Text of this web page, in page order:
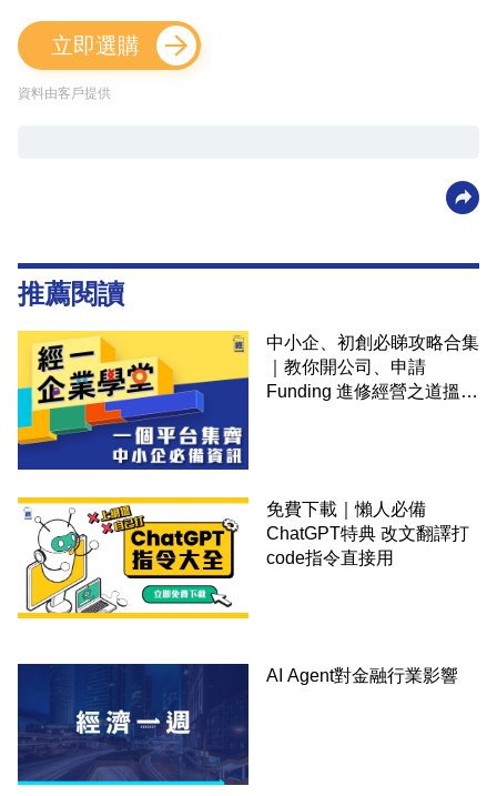
立即選購
資料由客戶提供
推薦閱讀
中小企、初創必睇攻略合集
｜教你開公司、申請
Funding 進修經營之道搵大
免費下載｜懶人必備
ChatGPT特典 改文翻譯打
code指令直接用
AI Agent對金融行業影響